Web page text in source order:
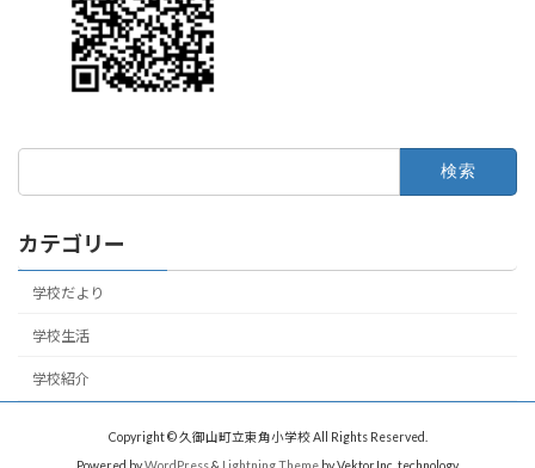
カテゴリー
学校だより
学校生活
学校紹介
Copyright © 久御山町立東角小学校 All Rights Reserved.
Powered byWordPress& Lightning Themeby Vektor,Inc. technology.